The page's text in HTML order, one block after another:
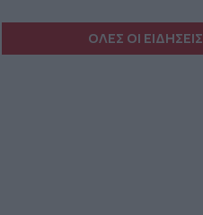
ΟΛΕΣ ΟΙ ΕΙΔΗΣΕΙΣ